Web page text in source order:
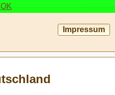
Impressum
OK